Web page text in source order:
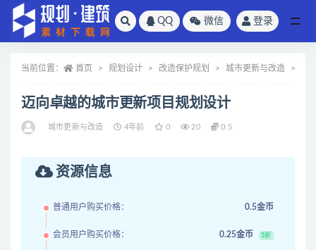
QQ 微信 登录
当前位置： 首页 规划设计 改造保护规划 城市更新与改造
迈向卓越的城市更新项目规划设计
城市更新与改造 4年前 0 20 0.5
资源信息
普通用户购买价格： 0.5金币
会员用户购买价格： 0.25金币 5折
全部